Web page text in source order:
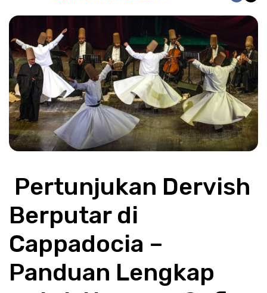
Berputar di
Cappadocia –
Panduan Lengkap